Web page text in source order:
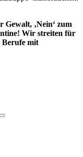
Gewalt, ‚Nein‘ zum
Wir streiten für
Berufe mit